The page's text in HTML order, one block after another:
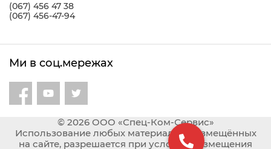
(067) 456 47 38
(067) 456-47-94
Ми в соц.мережах
© 2026 ООО «Спец-Ком-Сервис»
Использование любых материалов, размещённых
на сайте, разрешается при условии размещения